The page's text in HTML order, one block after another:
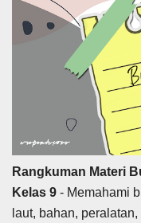
Rangkuman Materi
Kelas 9 - Memahami
laut, bahan,